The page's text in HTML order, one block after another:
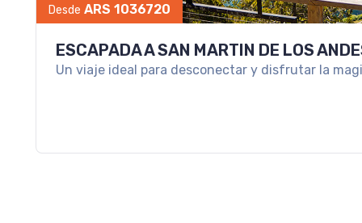
Desde ARS 1036720
ESCAPADA A SAN MARTIN DE LOS
Un viaje ideal para desconectar y disfrutar la